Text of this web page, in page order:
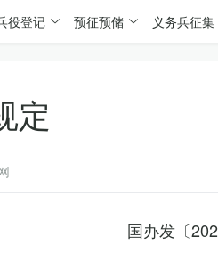
役登记 预征预储 义务兵征集
定
国办发〔